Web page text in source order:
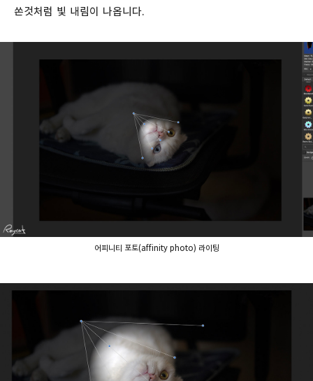
쏜것처럼 빛 내림이 나옵니다.
어피니티 포토(affinity photo) 라이팅